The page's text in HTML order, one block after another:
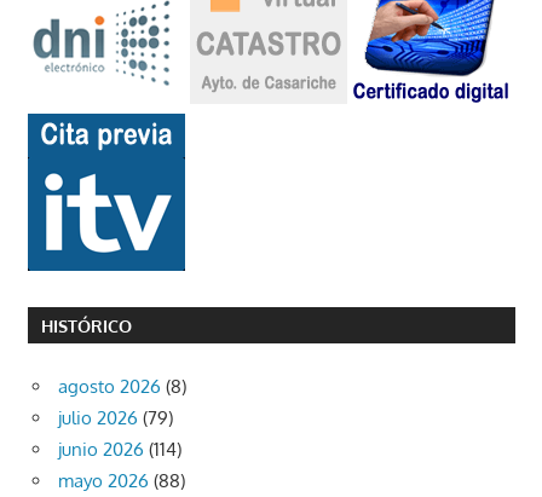
HISTÓRICO
agosto 2026 (8)
julio 2026 (79)
junio 2026 (114)
mayo 2026 (88)